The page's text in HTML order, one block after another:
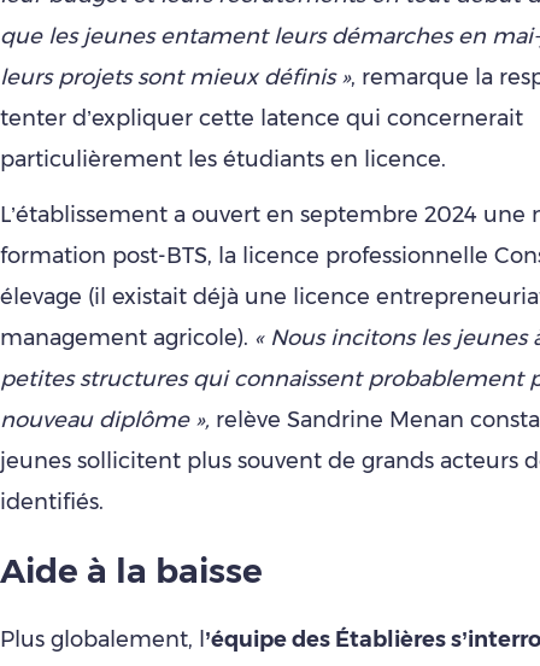
que les jeunes entament leurs démarches en
leurs projets sont mieux définis », remarque la
tenter d’expliquer cette latence qui concernerait
particulièrement les étudiants en licence.
L’établissement a ouvert en septembre 2024 une
formation post-BTS, la licence professionnelle
élevage (il existait déjà une licence
management agricole). « Nous incitons les jeunes
petites structures qui connaissent probablement
nouveau diplôme », relève Sandrine Menan
jeunes sollicitent plus souvent de grands acteurs
identifiés.
Aide à la baisse
Plus globalement, l ’équipe des Établières